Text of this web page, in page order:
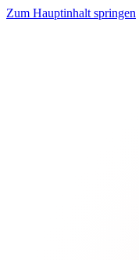
Zum Hauptinhalt springen